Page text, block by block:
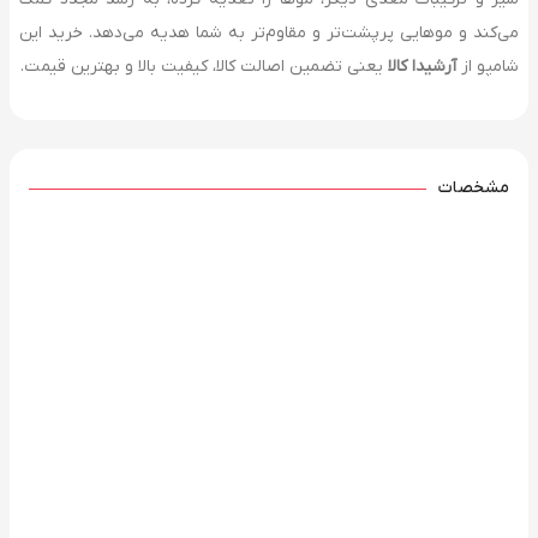
می‌کند و موهایی پرپشت‌تر و مقاوم‌تر به شما هدیه می‌دهد. خرید این
شامپو ازآرشیدا کالا یعنی تضمین اصالت کالا، کیفیت بالا و بهترین قیمت.
مشخصات